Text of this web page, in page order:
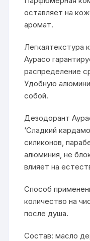
оставляет на
аромат.
Легкаятекстура
Аурасо
распределение
Удобную
собой.
Дезодорант
‘Сладкий
силиконов,
алюминия, не
влияет на
Способ
количество на
после душа.
Состав: масло